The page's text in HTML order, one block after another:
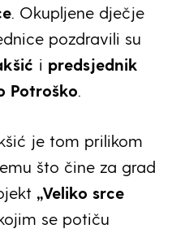
. Okupljene dječje
pozdravili su
i predsjednik
Potroško
je tom prilikom
što čine za grad
„Veliko srce
se potiču